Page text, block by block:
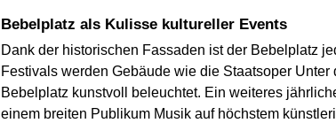
Bebelplatz als Kulisse kultureller Events
Dank der historischen Fassaden ist der Bebelplatz
Festivals werden Gebäude wie die Staatsoper
Bebelplatz kunstvoll beleuchtet. Ein weiteres
einem breiten Publikum Musik auf höchstem